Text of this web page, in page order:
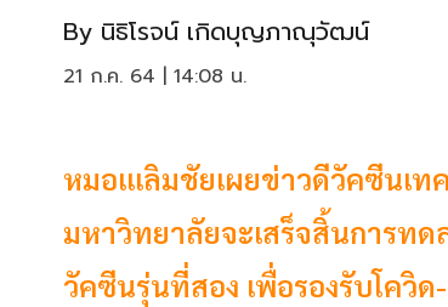
By นิธิโรจน์ เกิดบุญภาณุวัฒน์
21 ก.ค. 64 | 14:08 น.
หมอเแลิมชัยเผยข่าวดีวัคซีนเ
มหาวิทยาลัยจะเสร็จสิ้นการท
วัคซีนรุ่นที่สอง เพื่อรองรับโควิ